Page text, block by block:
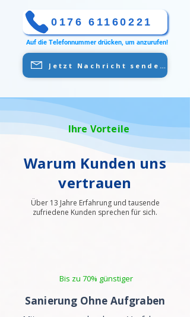
0176 61160221
Auf die Telefonnummer drücken, um anzurufen!
Jetzt Nachricht senden
Ihre Vorteile
Warum Kunden uns
vertrauen
Über 13 Jahre Erfahrung und tausende
zufriedene Kunden sprechen für sich.
Bis zu 70% günstiger
Sanierung Ohne Aufgraben